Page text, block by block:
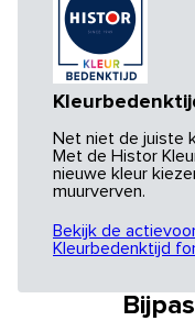
Net niet de juiste
Met de Histor
nieuwe kleur
muurverven.
Bekijk de
Kleurbedenktijd